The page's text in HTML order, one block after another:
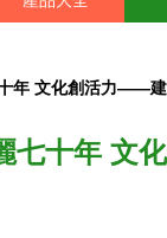
年 文化創活力——建
七十年 文